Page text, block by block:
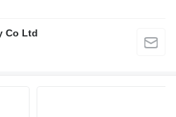
Co Ltd